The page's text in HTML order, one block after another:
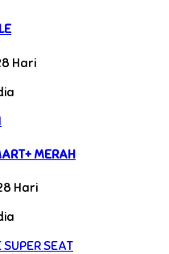
Hari
MERAH
Hari